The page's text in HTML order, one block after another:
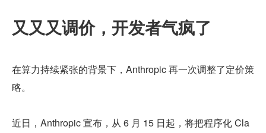
又又又调价，开发者气疯了
在算力持续紧张的背景下，Anthropic 再一次调整了定价策
略。
近日，Anthropic 宣布，从 6 月 15 日起，将把程序化 Cla